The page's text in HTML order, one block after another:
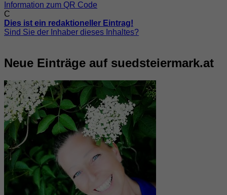
Information zum QR Code
C
Dies ist ein redaktioneller Eintrag!
Sind Sie der Inhaber dieses Inhaltes?
Neue Einträge auf suedsteiermark.at